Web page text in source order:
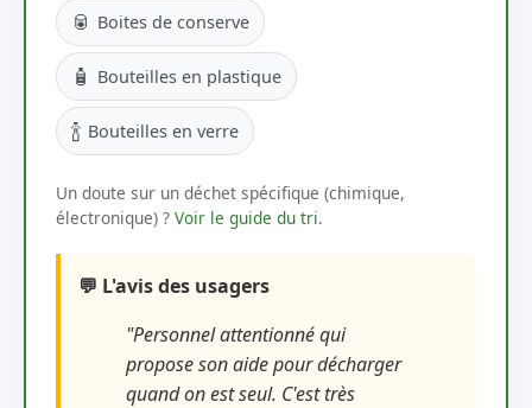
🥫 Boites de conserve
🧴 Bouteilles en plastique
🍾 Bouteilles en verre
Un doute sur un déchet spécifique (chimique,
électronique) ? Voir le guide du tri.
💬 L'avis des usagers
"Personnel attentionné qui
propose son aide pour décharger
quand on est seul. C'est très